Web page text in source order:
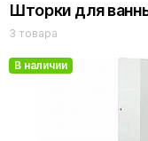
Душевая панель
Шторки для
3 товара
В наличии